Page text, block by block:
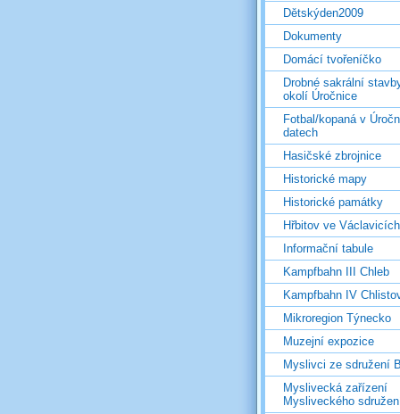
Dětskýden2009
Dokumenty
Domácí tvořeníčko
Drobné sakrální
okolí Úročnice
Fotbal/kopaná v
datech
Hasičské zbrojnice
Historické mapy
Historické památky
Hřbitov ve Václavicích
Informační tabule
Kampfbahn III Chleb
Kampfbahn IV
Mikroregion Týnecko
Muzejní expozice
Myslivci ze sdružení
Myslivecká zařízení
Mysliveckého